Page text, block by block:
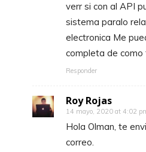
verr si con al API
sistema paralo
electronica Me
completa de como
Responder
Roy Rojas
14 mayo, 2020 at 4:02
Hola Olman, te
correo.